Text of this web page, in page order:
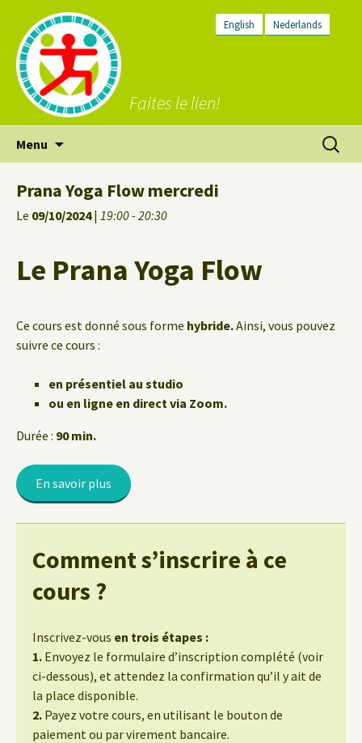
English Nederlands
Faites le lien!
Menu
Prana Yoga Flow mercredi
Le 09/10/2024| 19:00 - 20:30
Le Prana Yoga Flow
Ce cours est donné sous forme hybride.Ainsi, vous pouvez
suivre ce cours :
en présentiel au studio
ou en ligne en direct via Zoom.
Durée : 90 min.
En savoir plus
Comment s’inscrire à ce
cours ?
Inscrivez-vous en trois étapes :
1. Envoyez le formulaire d’inscription complété (voir
ci-dessous), et attendez la confirmation qu’il y ait de
la place disponible.
2. Payez votre cours, en utilisant le bouton de
paiement ou par virement bancaire.